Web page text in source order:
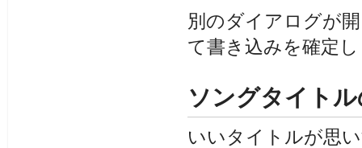
別のダイアログが
て書き込みを確定
ソングタイト
いいタイトルが思